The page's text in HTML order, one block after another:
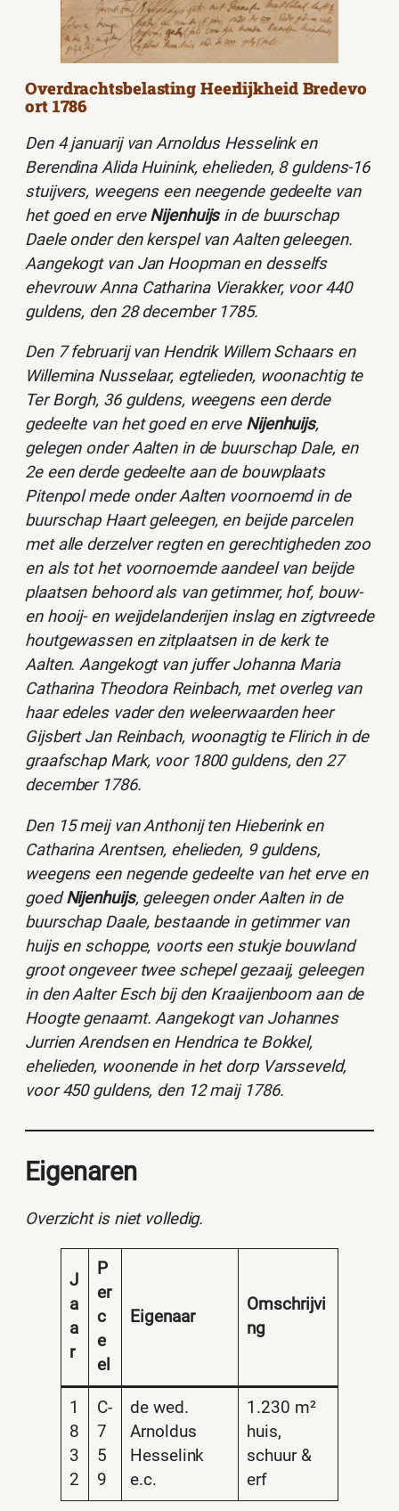
Overdrachtsbelasting Heerlijkheid Bredevo
ort 1786
Den 4 januarij van Arnoldus Hesselink en
Berendina Alida Huinink, ehelieden, 8 guldens-16
stuijvers, weegens een neegende gedeelte van
het goed en erveNijenhuijsin de buurschap
Daele onder den kerspel van Aalten geleegen.
Aangekogt van Jan Hoopman en desselfs
ehevrouw Anna Catharina Vierakker, voor 440
guldens, den 28 december 1785.
Den 7 februarij van Hendrik Willem Schaars en
Willemina Nusselaar, egtelieden, woonachtig te
Ter Borgh, 36 guldens, weegens een derde
gedeelte van het goed en erve Nijenhuijs,
gelegen onder Aalten in de buurschap Dale, en
2e een derde gedeelte aan de bouwplaats
Pitenpol mede onder Aalten voornoemd in de
buurschap Haart geleegen, en beijde parcelen
met alle derzelver regten en gerechtigheden zoo
en als tot het voornoemde aandeel van beijde
plaatsen behoord als van getimmer, hof, bouw-
en hooij- en weijdelanderijen inslag en zigtvreede
houtgewassen en zitplaatsen in de kerk te
Aalten. Aangekogt van juffer Johanna Maria
Catharina Theodora Reinbach, met overleg van
haar edeles vader den weleerwaarden heer
Gijsbert Jan Reinbach, woonagtig te Flirich in de
graafschap Mark, voor 1800 guldens, den 27
december 1786.
Den 15 meij van Anthonij ten Hieberink en
Catharina Arentsen, ehelieden, 9 guldens,
weegens een negende gedeelte van het erve en
goedNijenhuijs, geleegen onder Aalten in de
buurschap Daale, bestaande in getimmer van
huijs en schoppe, voorts een stukje bouwland
groot ongeveer twee schepel gezaaij, geleegen
in den Aalter Esch bij den Kraaijenboom aan de
Hoogte genaamt. Aangekogt van Johannes
Jurrien Arendsen en Hendrica te Bokkel,
ehelieden, woonende in het dorp Varsseveld,
voor 450 guldens, den 12 maij 1786.
Eigenaren
Overzicht is niet volledig.
J
a
a
r
P
er
c
e
el
Eigenaar
Omschrijvi
ng
1
8
3
2
C-
7
5
9
de wed.
Arnoldus
Hesselink
e.c.
1.230 m²
huis,
schuur &
erf